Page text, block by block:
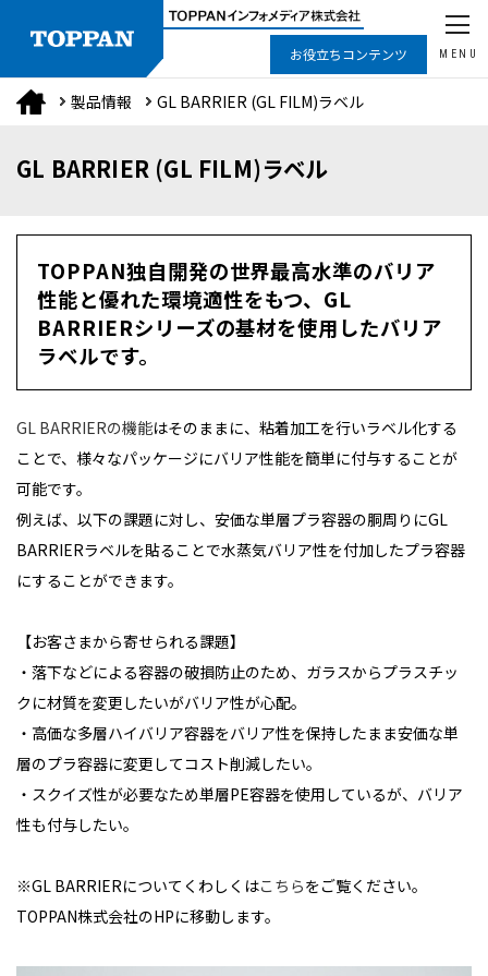
お役立ちコンテンツ MENU
製品情報 GL BARRIER (GL FILM)ラベル
GL BARRIER (GL FILM)ラベル
TOPPAN独自開発の世界最高水準のバリア
性能と優れた環境適性をもつ、GL
BARRIERシリーズの基材を使用したバリア
ラベルです。
GL BARRIERの機能はそのままに、粘着加工を行いラベル化する
ことで、様々なパッケージにバリア性能を簡単に付与することが
可能です。
例えば、以下の課題に対し、安価な単層プラ容器の胴周りにGL
BARRIERラベルを貼ることで水蒸気バリア性を付加したプラ容器
にすることができます。
【お客さまから寄せられる課題】
・落下などによる容器の破損防止のため、ガラスからプラスチッ
クに材質を変更したいがバリア性が心配。
・高価な多層ハイバリア容器をバリア性を保持したまま安価な単
層のプラ容器に変更してコスト削減したい。
・スクイズ性が必要なため単層PE容器を使用しているが、バリア
性も付与したい。
※GL BARRIERについてくわしくはこちらをご覧ください。
TOPPAN株式会社のHPに移動します。